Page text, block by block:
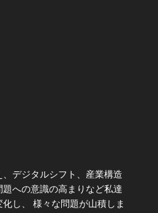
デジタルシフト、産業構造
への意識の高まりなど私達
し、 様々な問題が山積しま